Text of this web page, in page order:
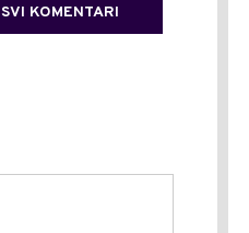
SVI KOMENTARI